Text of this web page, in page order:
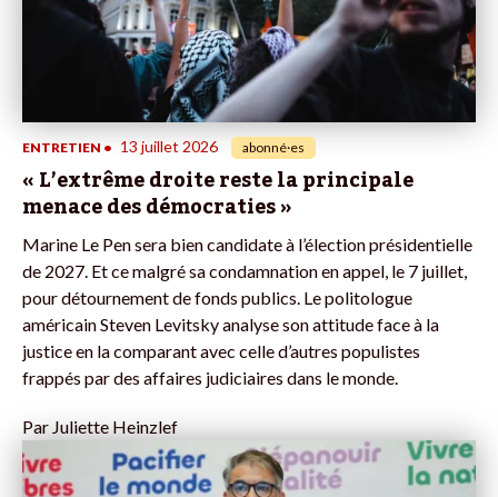
ENTRETIEN • 13 juillet 2026 abonné·es
« L’extrême droite reste la principale
menace des démocraties »
Marine Le Pen sera bien candidate à l’élection présidentielle
de 2027. Et ce malgré sa condamnation en appel, le 7 juillet,
pour détournement de fonds publics. Le politologue
américain Steven Levitsky analyse son attitude face à la
justice en la comparant avec celle d’autres populistes
frappés par des affaires judiciaires dans le monde.
ParJuliette Heinzlef